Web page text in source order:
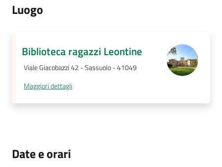
Luogo
Biblioteca ragazzi Leontine
Viale Giacobazzi 42 - Sassuolo - 41049
Maggiori dettagli
Date e orari